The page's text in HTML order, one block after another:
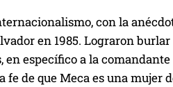
con la
en 1985. Lograron
específico a la
de que Meca es una mujer